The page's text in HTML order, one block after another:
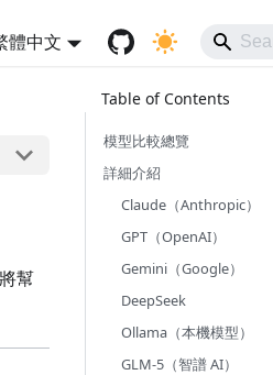
體中文
幫
模型比較總覽
詳細介紹
Claude（Anthropic）
GPT（OpenAI）
Gemini（Google）
DeepSeek
Ollama（本機模型）
GLM-5（智譜 AI）